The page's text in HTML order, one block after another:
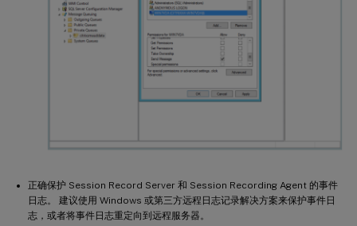
正确保护 Session Record Server 和 Session Recording Agent 的事件
日志。 建议使用 Windows 或第三方远程日志记录解决方案来保护事件日
志，或者将事件日志重定向到远程服务器。